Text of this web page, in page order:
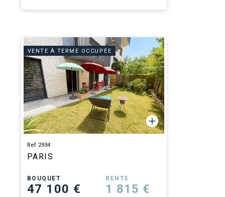
VENTE À TERME OCCUPÉE
Ref 2934
PARIS
BOUQUET
47 100 €
RENTE
1 815 €